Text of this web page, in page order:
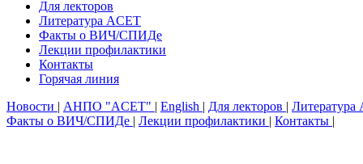
Для лекторов
Литература ACET
Факты о ВИЧ/СПИДе
Лекции профилактики
Контакты
Горячая линия
Новости | АНПО "ACET" | English | Для лекторов | Литература
Факты о ВИЧ/СПИДе | Лекции профилактики | Контакты |